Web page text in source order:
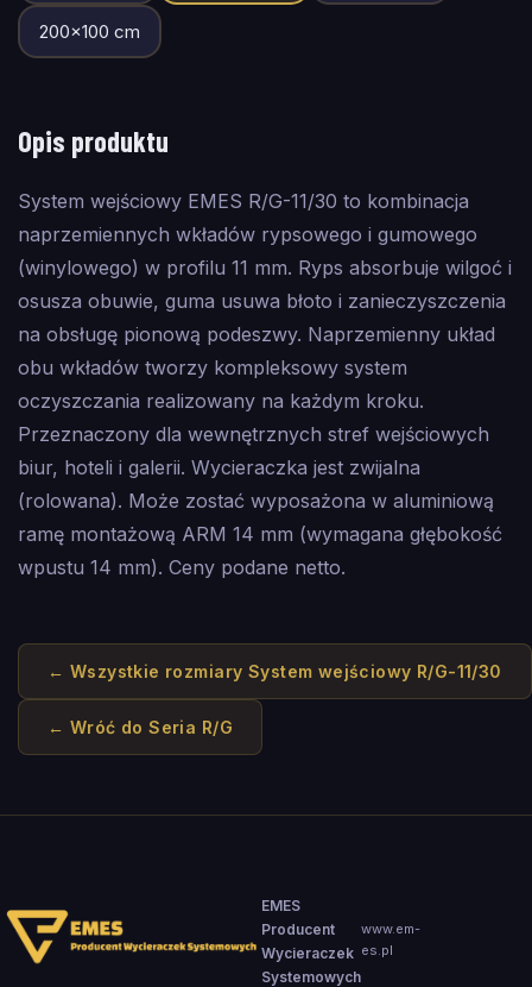
200×100 cm
Opis produktu
System wejściowy EMES R/G-11/30 to kombinacja
naprzemiennych wkładów rypsowego i gumowego
(winylowego) w profilu 11 mm. Ryps absorbuje wilgoć i
osusza obuwie, guma usuwa błoto i zanieczyszczenia
na obsługę pionową podeszwy. Naprzemienny układ
obu wkładów tworzy kompleksowy system
oczyszczania realizowany na każdym kroku.
Przeznaczony dla wewnętrznych stref wejściowych
biur, hoteli i galerii. Wycieraczka jest zwijalna
(rolowana). Może zostać wyposażona w aluminiową
ramę montażową ARM 14 mm (wymagana głębokość
wpustu 14 mm). Ceny podane netto.
← Wszystkie rozmiary System wejściowy R/G-11/30
← Wróć doSeria R/G
EMES
Producent
Wycieraczek
Systemowych
www.em-
es.pl